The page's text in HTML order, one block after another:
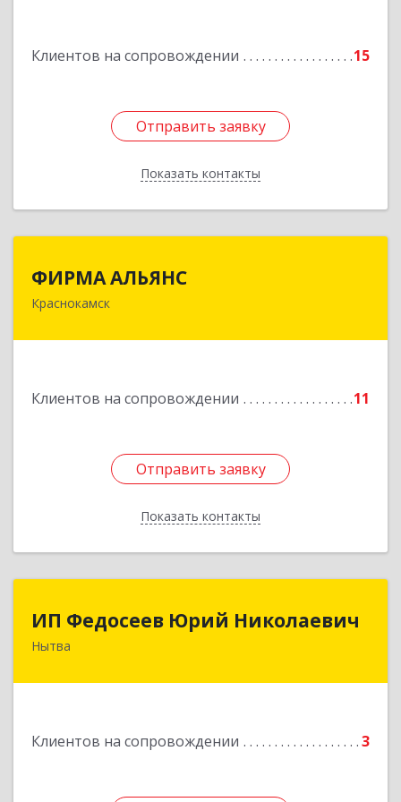
Клиентов на сопровождении 15
Отправить заявку
Показать контакты
Отправить заявку
Назад
ФИРМА АЛЬЯНС
Краснокамск
Клиентов на сопровождении 11
Отправить заявку
Показать контакты
Отправить заявку
Назад
ИП Федосеев Юрий Николаевич
Нытва
Клиентов на сопровождении 3
ИП Федосеев Юрий Николаевич